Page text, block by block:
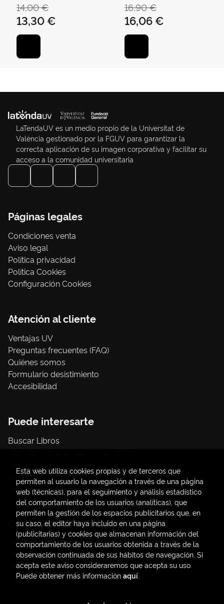
14,00 €
13,30 €
16,90 €
16,06 €
LaTendaUV es un medio propio de la Universitat de
València gestionado por la FGUV para garantizar la
correcta aplicación de su imagen corporativa y facilitar su
acceso a la comunidad universitaria
Páginas legales
Condiciones venta
Aviso legal
Política privacidad
Política Cookies
Configuración Cookies
Atención al cliente
Ventajas UV
Preguntas frecuentes (FAQ)
Quiénes somos
Formulario desistimiento
Accesibilidad
Puede interesarte
Buscar Libros
Papelería / material oficina
Consumo Sostenible
Contacto
C/ Amadeo de Saboya, 4
(+34) 963828968
latendauv@fundacio.es
Formulario de contacto
Esta web utiliza cookies propias y de terceros que
permiten al usuario la navegación a través de una página
web (técnicas), para el seguimiento y análisis estadístico
del comportamiento de los usuarios (analíticas), que
permiten la gestión de los espacios publicitarios que, en
su caso, el editor haya incluido en una página
(publicitarias) y cookies que almacenan información del
comportamiento de los usuarios obtenida a través de la
observación continuada de sus hábitos de navegación. Si
acepta este aviso consideraremos que acepta su uso.
Puede obtener más información aquí.